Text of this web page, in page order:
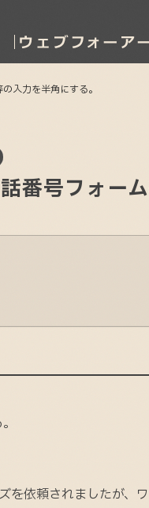
入力を半角にする。
番号フォー
依頼されましたが、